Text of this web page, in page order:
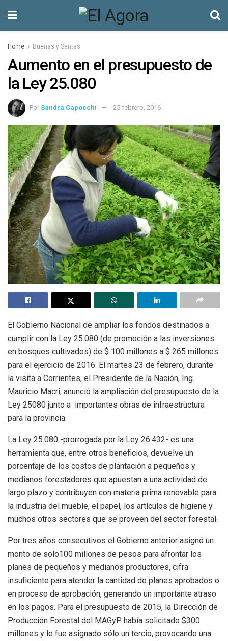
Home Buenas y Santas
Aumento en el presupuesto de
la Ley 25.080
Por Sandra Capocchi 25 febrero, 2016
El Gobierno Nacional de ampliar los fondos destinados a
cumplir con la Ley 25.080 (de promoción a las inversiones
en bosques cultivados) de $ 100 millones a $ 265 millones
para el ejercicio de 2016. El martes 23 de febrero, durante
la visita a Corrientes, el Presidente de la Nación, Ing.
Mauricio Macri, anunció la ampliación del presupuesto de la
Ley 25080 junto a importantes obras de infraestructura
para la provincia.
La Ley 25.080 -prorrogada por la Ley 26.432- es una
herramienta que, entre otros beneficios, devuelve un
porcentaje de los costos de plantación a pequeños y
medianos forestadores que apuestan a una actividad de
largo plazo y contribuyen con materia prima renovable para
la industria del mueble, el papel, los artículos de higiene y
muchos otros sectores que se proveen del sector forestal.
Por tres años consecutivos el Gobierno anterior asignó un
monto de solo100 millones de pesos para afrontar los
planes de pequeños y medianos productores, cifra
insuficiente para atender la cantidad de planes aprobados o
en proceso de aprobación, generando un importante atraso
en los pagos. Para el presupuesto de 2015, la Dirección de
Producción Forestal del MAGyP había solicitado $300
millones y le fue asignado sólo un tercio, provocando una